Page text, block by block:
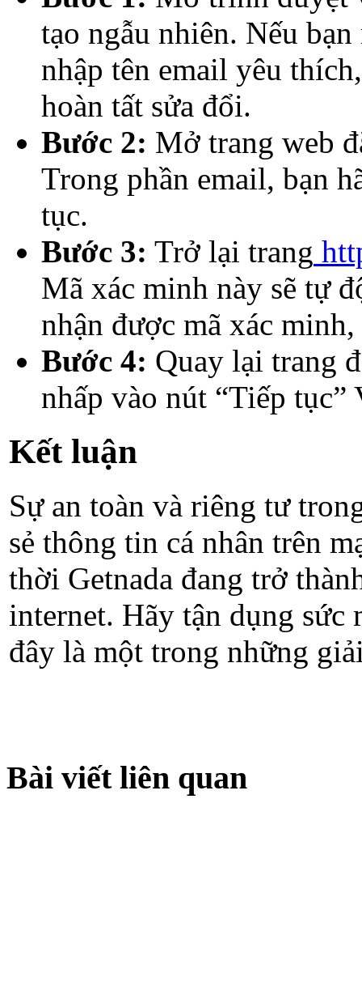
tạo ngẫu nhiên. Nếu
nhập tên email yêu
hoàn tất sửa đổi.
Bước 2: Mở trang web
Trong phần email, bạn
tục.
Bước 3: Trở lại trang
Mã xác minh này sẽ tự
nhận được mã xác
Bước 4: Quay lại trang
nhấp vào nút “Tiếp
Kết luận
Sự an toàn và riêng tư
sẻ thông tin cá nhân trên
thời Getnada đang trở
internet. Hãy tận dụng sức
đây là một trong những
Bài viết liên quan